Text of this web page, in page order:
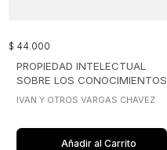
$ 44.000
PROPIEDAD INTELECTUAL
SOBRE LOS CONOCIMIENTOS
TRADICIONALES AGRICOLAS
IVAN Y OTROS VARGAS CHAVEZ
Añadir al Carrito